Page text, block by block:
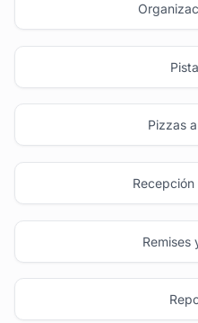
Pizzas
Remises